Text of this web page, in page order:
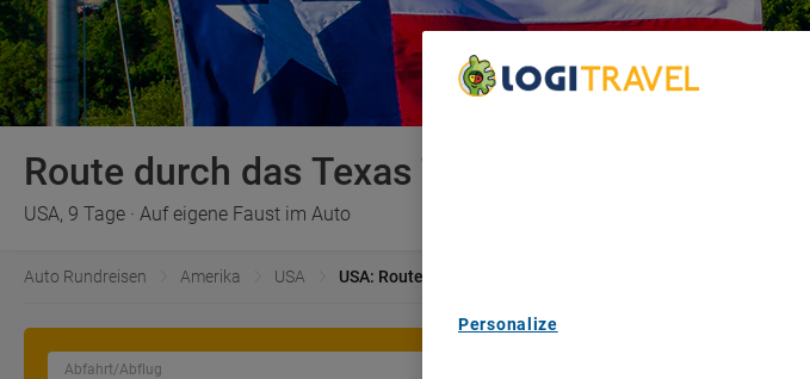
Route durch das Texas Triangle
USA, 9 Tage · Auf eigene Faust im Auto
Auto Rundreisen Amerika USA USA: Route Durch Das Texas Triangle, Auf Eigene Faust Im Auto
Abfahrt/Abflug
Personalize